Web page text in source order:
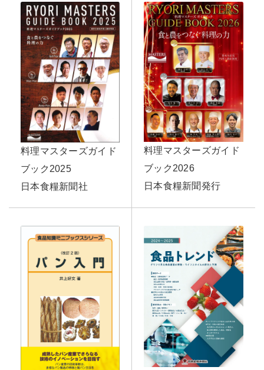
料理マスターズガイド
ブック2025
日本食糧新聞社
料理マスターズガイド
ブック2026
日本食糧新聞発行